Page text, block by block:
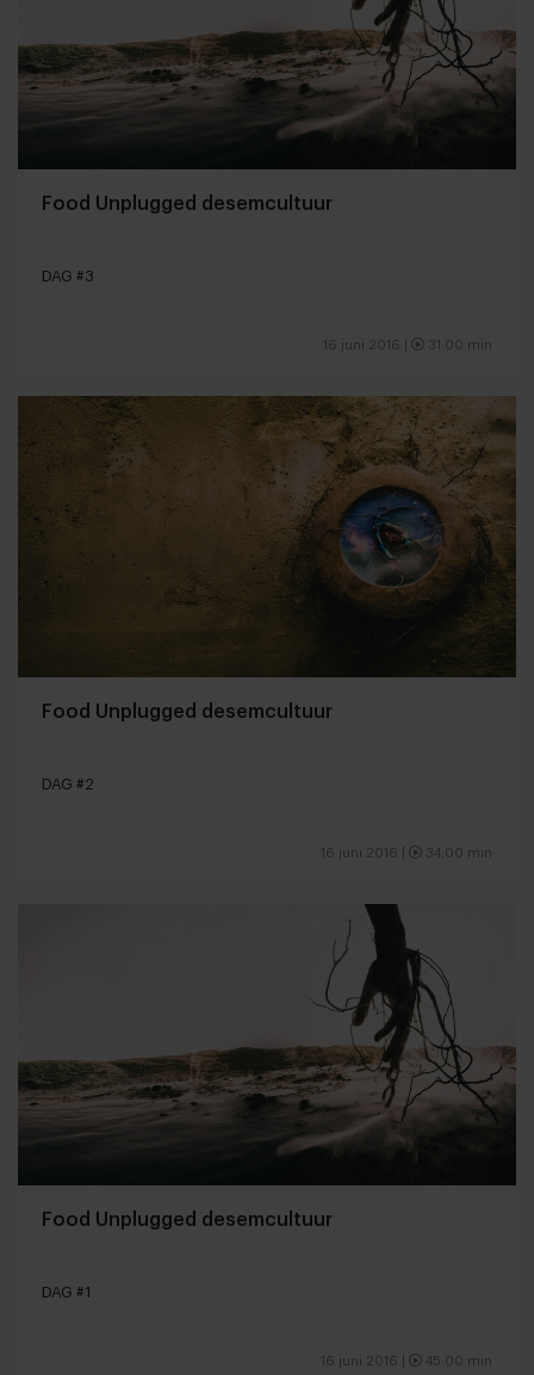
Food Unplugged desemcultuur
DAG #3
16 juni 2016 | 31:00 min
Food Unplugged desemcultuur
DAG #2
16 juni 2016 | 34:00 min
Food Unplugged desemcultuur
DAG #1
16 juni 2016 | 45:00 min